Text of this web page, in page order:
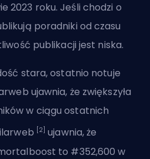
2023 roku. Jeśli chodzi o
poradniki od czasu
publikacji jest niska.
stara, ostatnio notuje
ujawnia, że zwiększyła
w ciągu ostatnich
[2] ujawnia, że
to #352,600 w